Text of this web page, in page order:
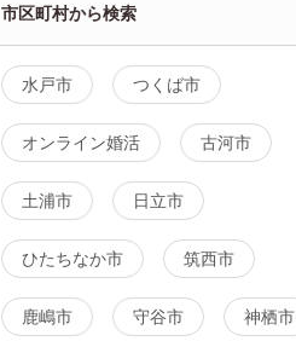
市区町村から検索
水戸市 つくば市
オンライン婚活 古河市
土浦市 日立市
ひたちなか市 筑西市
鹿嶋市 守谷市 神栖市